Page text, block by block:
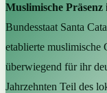
Muslimische
Bundesstaat Santa
etablierte muslimische
überwiegend für ihr
Jahrzehnten Teil des